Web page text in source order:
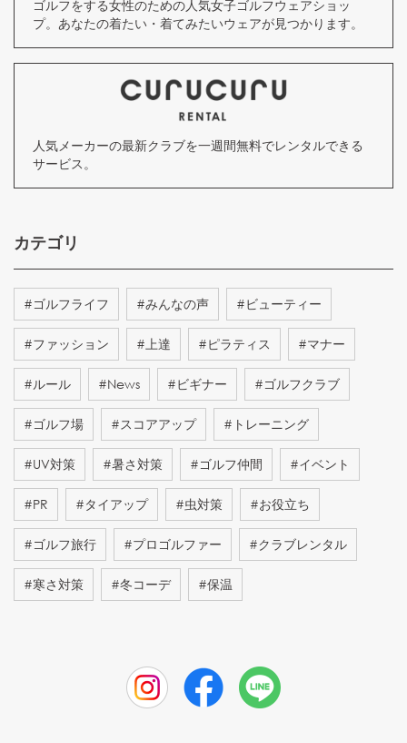
ゴルフをする女性のための人気女子ゴルフウェアショッ
プ。あなたの着たい・着てみたいウェアが見つかります。
人気メーカーの最新クラブを一週間無料でレンタルできる
サービス。
カテゴリ
#ゴルフライフ #みんなの声 #ビューティー
#ファッション #上達 #ピラティス #マナー
#ルール #News #ビギナー #ゴルフクラブ
#ゴルフ場 #スコアアップ # トレーニング
#UV対策 #暑さ対策 #ゴルフ仲間 #イベント
#PR #タイアップ #虫対策 #お役立ち
#ゴルフ旅行 #プロゴルファー #クラブレンタル
#寒さ対策 #冬コーデ #保温